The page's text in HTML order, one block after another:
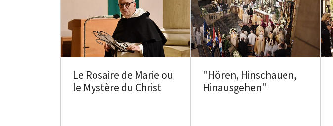
Le Rosaire de Marie ou
le Mystère du Christ
"Hören, Hinschauen,
Hinausgehen"